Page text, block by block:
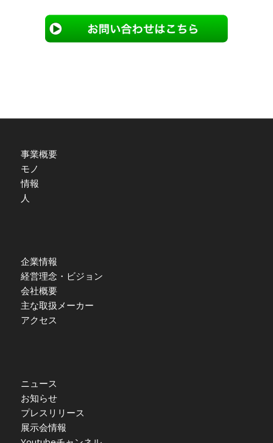
事業概要
モノ
情報
人
企業情報
経営理念・ビジョン
会社概要
主な取扱メーカー
アクセス
ニュース
お知らせ
プレスリリース
展示会情報